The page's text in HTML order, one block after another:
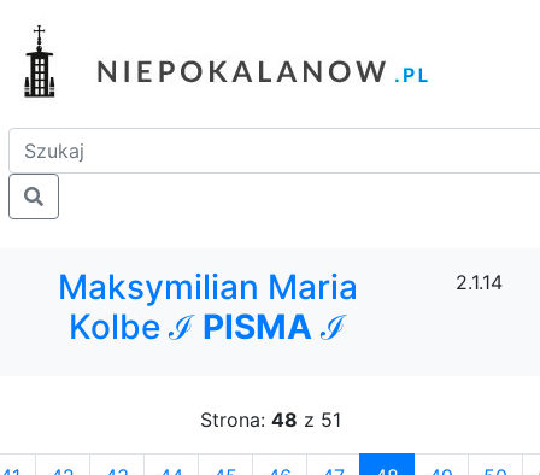
Maksymilian Maria
Kolbe ℐ PISMA ℐ
2.1.14
Strona: 48 z 51